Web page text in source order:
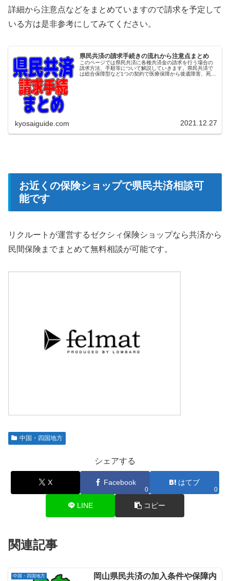
詳細から注意点などをまとめていますので請求を予定して
いる方は是非参考にしてみてください。
県民共済の請求手続きの流れから注意点まとめ
このページでは県民共済に各種共済金の請求を行う場合の
請求方法、手順等について解説していきます。県民共済で
は総合保障型など1つの契約で医療保障から後遺障害、死亡
kyosaiguide.com 2021.12.27
お近くの保険ショップで県民共済相談可
能です
リクルートが運営するゼクシィ保険ショップなら共済から
民間保険までまとめて無料相談が可能です。
中国・四国地方
シェアする
X Facebook
0
はてブ
0
LINE コピー
関連記事
中国・四国地方
岡山県民共済の加入条件や保障内